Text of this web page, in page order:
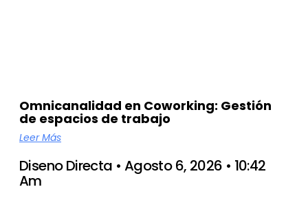
Omnicanalidad en Coworking: Gestión
de espacios de trabajo
Leer Más
Diseno Directa Agosto 6, 2026 10:42
Am